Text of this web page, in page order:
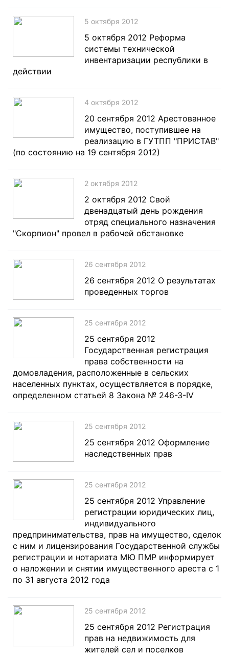
5 октября 2012
5 октября 2012 Реформа
системы технической
инвентаризации республики в
действии
4 октября 2012
20 сентября 2012 Арестованное
имущество, поступившее на
реализацию в ГУТПП "ПРИСТАВ"
(по состоянию на 19 сентября 2012)
2 октября 2012
2 октября 2012 Свой
двенадцатый день рождения
отряд специального назначения
"Скорпион" провел в рабочей обстановке
26 сентября 2012
26 сентября 2012 О результатах
проведенных торгов
25 сентября 2012
25 сентября 2012
Государственная регистрация
права собственности на
домовладения, расположенные в сельских
населенных пунктах, осуществляется в порядке,
определенном статьей 8 Закона № 246-З-IV
25 сентября 2012
25 сентября 2012 Оформление
наследственных прав
25 сентября 2012
25 сентября 2012 Управление
регистрации юридических лиц,
индивидуального
предпринимательства, прав на имущество, сделок
с ним и лицензирования Государственной службы
регистрации и нотариата МЮ ПМР информирует
о наложении и снятии имущественного ареста c 1
по 31 августа 2012 года
25 сентября 2012
25 сентября 2012 Регистрация
прав на недвижимость для
жителей сел и поселков